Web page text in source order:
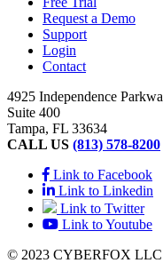
Request a Demo
Support
Login
Contact
4925 Independence
Suite 400
Tampa, FL 33634
CALL US (813) 578-8200
Link to Facebook
Link to Linkedin
Link to Twitter
Link to Youtube
© 2023 CYBERFOX